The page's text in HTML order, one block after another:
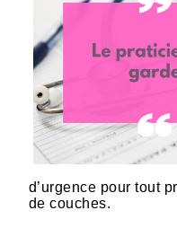
d’urgence pour tout
de couches.